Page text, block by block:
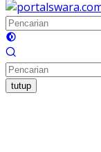
tutup